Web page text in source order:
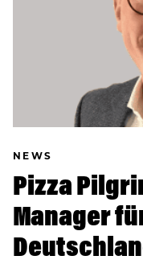
NEWS
Pizza
Manager